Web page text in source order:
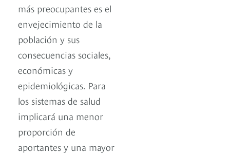
más preocupantes es el
envejecimiento de la
población y sus
consecuencias sociales,
económicas y
epidemiológicas. Para
los sistemas de salud
implicará una menor
proporción de
aportantes y una mayor